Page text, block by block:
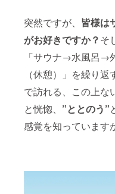
突然ですが、 皆様は
がお好きですか？そ
「サウナ→水風呂→
（休憩）」を繰り返
で訪れる、この上な
と恍惚、 ”ととのう”
感覚を知っています